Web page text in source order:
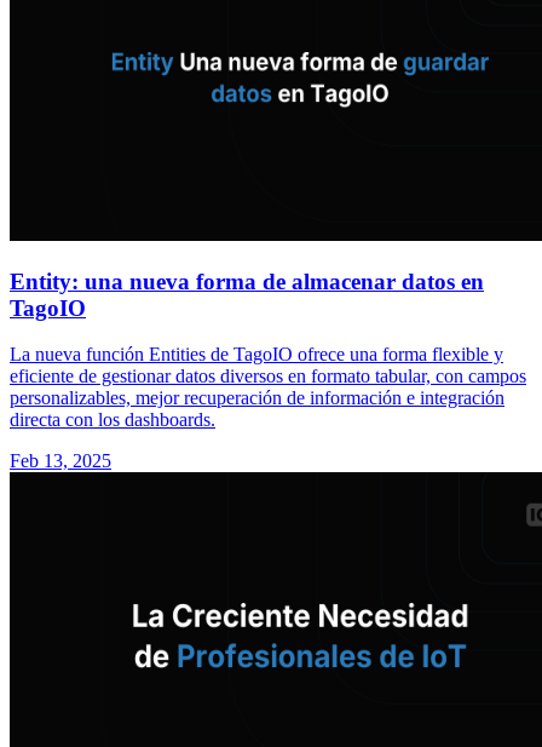
Entity: una nueva forma de almacenar datos en
TagoIO
La nueva función Entities de TagoIO ofrece una forma flexible y
eficiente de gestionar datos diversos en formato tabular, con campos
personalizables, mejor recuperación de información e integración
directa con los dashboards.
Feb 13, 2025